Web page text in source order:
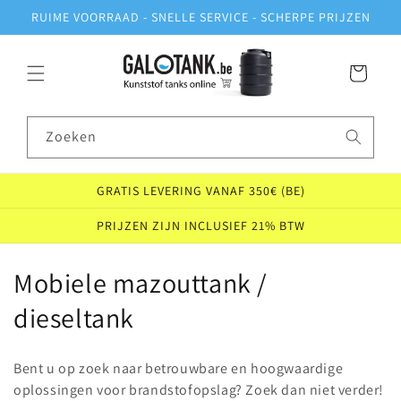
naar de
content
RUIME VOORRAAD - SNELLE SERVICE - SCHERPE PRIJZEN
Winkelwagen
Zoeken
GRATIS LEVERING VANAF 350€ (BE)
PRIJZEN ZIJN INCLUSIEF 21% BTW
C
o
l
Mobiele mazouttank /
dieseltank
Bent u op zoek naar betrouwbare en hoogwaardige
oplossingen voor brandstofopslag? Zoek dan niet verder!